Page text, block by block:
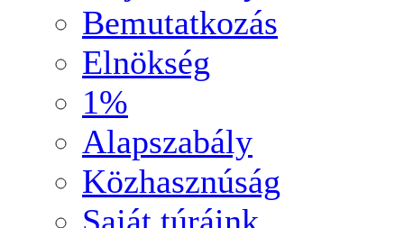
Bemutatkozás
Elnökség
1%
Alapszabály
Közhasznúság